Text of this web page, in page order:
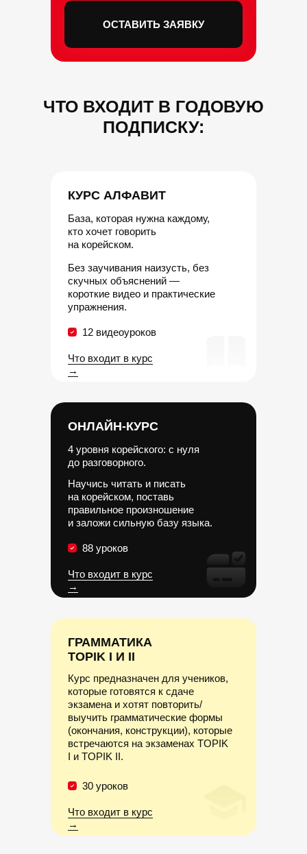
КУРС АЛФАВИТ
База, которая нужна каждому,
кто хочет говорить
на корейском.
Без заучивания наизусть, без
скучных объяснений —
короткие видео и практические
упражнения.
12 видеоуроков
Что входит в курс
→
ОНЛАЙН-КУРС
4 уровня корейского: с нуля
до разговорного.
Научись читать и писать
на корейском, поставь
правильное произношение
и заложи сильную базу языка.
88 уроков
Что входит в курс
→
ГРАММАТИКА
ТOPIK I И II
Курс предназначен для учеников,
которые готовятся к сдаче
экзамена и хотят повторить/
выучить грамматические формы
(окончания, конструкции), которые
встречаются на экзаменах TOPIK
I и TOPIK II.
30 уроков
Что входит в курс
→
ЧТО ВХОДИТ В ГОДОВУЮ
ПОДПИСКУ:
ОСТАВИТЬ ЗАЯВКУ